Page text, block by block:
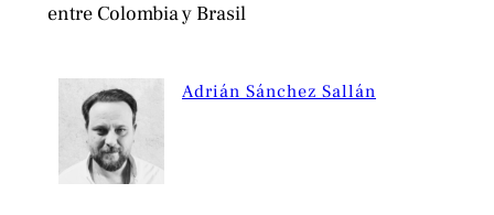
entre Colombia y Brasil
Adrián Sánchez Sallán